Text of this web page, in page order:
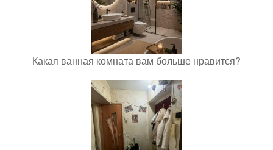
Какая ванная комната вам больше нравится?